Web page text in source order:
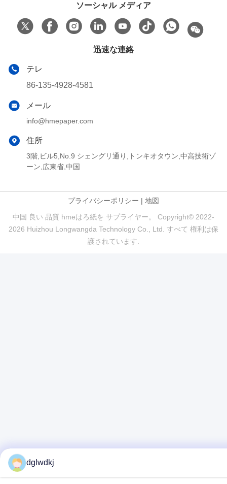
ソーシャル メディア
迅速な連絡
テレ
86-135-4928-4581
メール
info@hmepaper.com
住所
3階,ビル5,No.9 シェングリ通り,トンキオタウン,中高技術ゾ
ーン,広東省,中国
プライバシーポリシー | 地図
中国 良い 品質 hmeはろ紙を サプライヤー。 Copyright© 2022-
2026 Huizhou Longwangda Technology Co., Ltd. すべて 権利は保
護されています.
dglwdkj